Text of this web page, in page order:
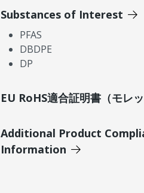
Substances of Interest
PFAS
DBDPE
DP
EU RoHS適合証明書（モレッ
Additional Product
Information